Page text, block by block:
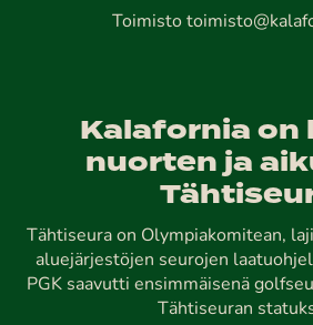
Toimisto
Kalafornia on
nuorten ja
Tähtiseura on Olympiakomitean,
aluejärjestöjen seurojen
PGK saavutti ensimmäisenä
Tähtiseuran